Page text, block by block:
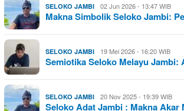
SELOKO JAMBI 02 Jun 2026 - 13:47 WIB
Makna Simbolik Seloko Jambi:
SELOKO JAMBI 19 Mei 2026 - 16:20 WIB
Semiotika Seloko Melayu
SELOKO JAMBI 20 Nov 2025 - 19:39 WIB
Seloko Adat Jambi : Makna